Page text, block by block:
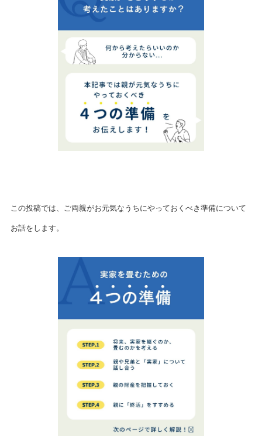
この投稿では、ご両親がお元気なうちにやっておくべき準備について
お話をします。